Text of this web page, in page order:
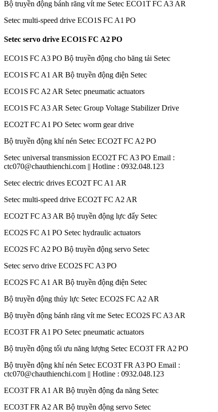
Bộ truyền động bánh răng vít me Setec ECO1T FC A3 AR
Setec multi-speed drive ECO1S FC A1 PO
Setec servo drive ECO1S FC A2 PO
ECO1S FC A3 PO Bộ truyền động cho băng tải Setec
ECO1S FC A1 AR Bộ truyền động điện Setec
ECO1S FC A2 AR Setec pneumatic actuators
ECO1S FC A3 AR Setec Group Voltage Stabilizer Drive
ECO2T FC A1 PO Setec worm gear drive
Bộ truyền động khí nén Setec ECO2T FC A2 PO
Setec universal transmission ECO2T FC A3 PO Email :
ctc070@chauthienchi.com || Hotline : 0932.048.123
Setec electric drives ECO2T FC A1 AR
Setec multi-speed drive ECO2T FC A2 AR
ECO2T FC A3 AR Bộ truyền động lực đẩy Setec
ECO2S FC A1 PO Setec hydraulic actuators
ECO2S FC A2 PO Bộ truyền động servo Setec
Setec servo drive ECO2S FC A3 PO
ECO2S FC A1 AR Bộ truyền động điện Setec
Bộ truyền động thủy lực Setec ECO2S FC A2 AR
Bộ truyền động bánh răng vít me Setec ECO2S FC A3 AR
ECO3T FR A1 PO Setec pneumatic actuators
Bộ truyền động tối ưu năng lượng Setec ECO3T FR A2 PO
Bộ truyền động khí nén Setec ECO3T FR A3 PO Email :
ctc070@chauthienchi.com || Hotline : 0932.048.123
ECO3T FR A1 AR Bộ truyền động đa năng Setec
ECO3T FR A2 AR Bộ truyền động servo Setec